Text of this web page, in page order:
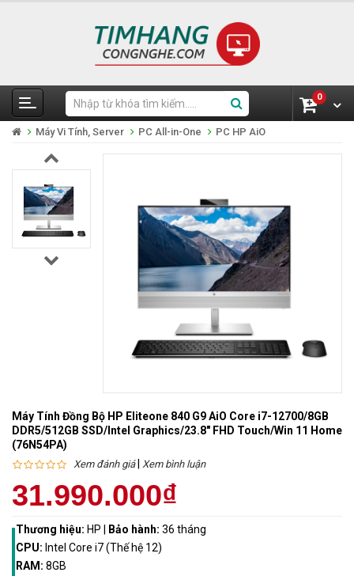
0
Máy Vi Tính, Server PC All-in-One PC HP AiO
Máy Tính Đồng Bộ HP Eliteone 840 G9 AiO Core i7-12700/8GB
DDR5/512GB SSD/Intel Graphics/23.8" FHD Touch/Win 11 Home
(76N54PA)
Xem đánh giá| Xem bình luận
31.990.000₫
Thương hiệu: HP Bảo hành: 36 tháng
CPU: Intel Core i7 (Thế hệ 12)
RAM: 8GB